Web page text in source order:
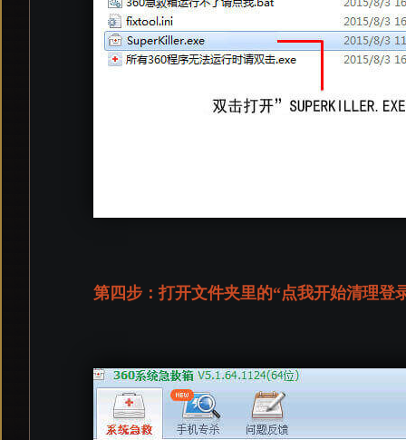
第四步：打开文件夹里的“点我开始清理登